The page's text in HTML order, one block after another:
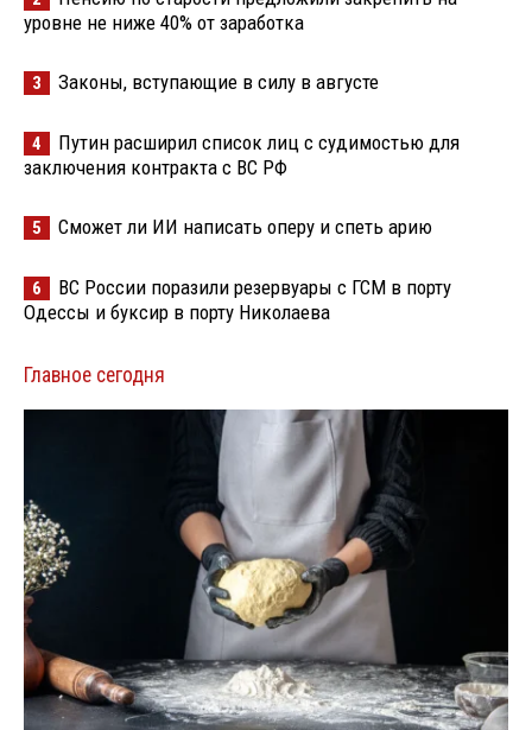
уровне не ниже 40% от заработка
3 Законы, вступающие в силу в августе
4
Путин расширил список лиц с судимостью для
заключения контракта с ВС РФ
5 Сможет ли ИИ написать оперу и спеть арию
6
ВС России поразили резервуары с ГСМ в порту
Одессы и буксир в порту Николаева
Главное сегодня